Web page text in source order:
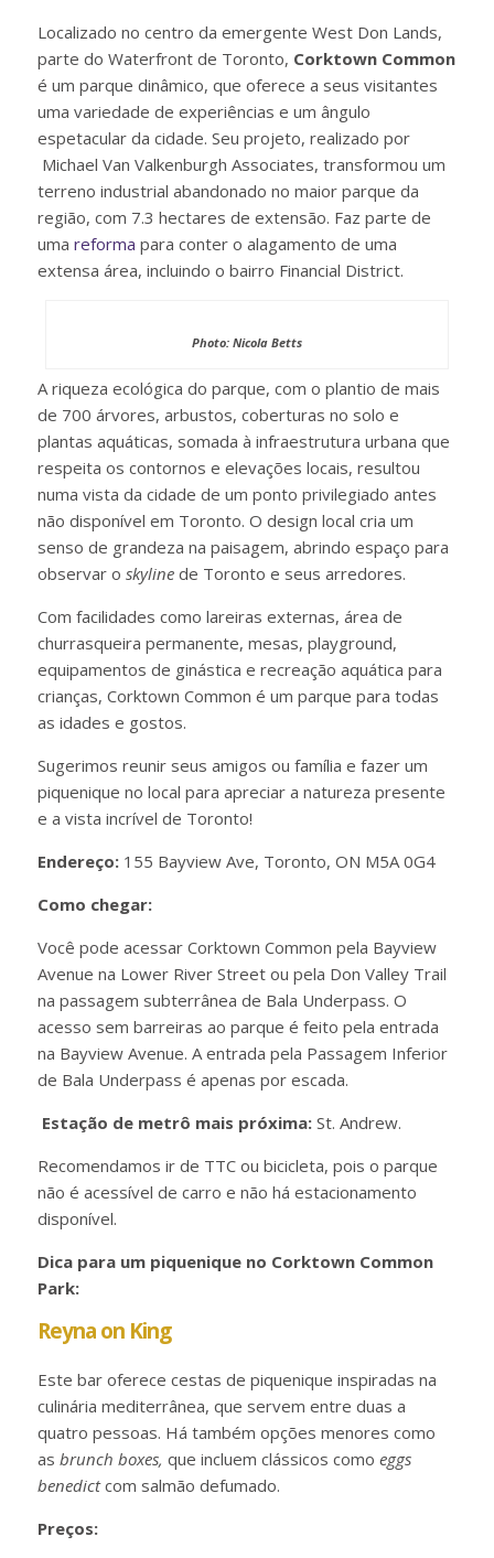
Localizado no centro da emergente West Don Lands,
parte do Waterfront de Toronto, Corktown Common
é um parque dinâmico, que oferece a seus visitantes
uma variedade de experiências e um ângulo
espetacular da cidade. Seu projeto, realizado por
Michael Van Valkenburgh Associates, transformou um
terreno industrial abandonado no maior parque da
região, com 7.3 hectares de extensão. Faz parte de
uma reforma para conter o alagamento de uma
extensa área, incluindo o bairro Financial District.
Photo: Nicola Betts
A riqueza ecológica do parque, com o plantio de mais
de 700 árvores, arbustos, coberturas no solo e
plantas aquáticas, somada à infraestrutura urbana que
respeita os contornos e elevações locais, resultou
numa vista da cidade de um ponto privilegiado antes
não disponível em Toronto. O design local cria um
senso de grandeza na paisagem, abrindo espaço para
observar o skyline de Toronto e seus arredores.
Com facilidades como lareiras externas, área de
churrasqueira permanente, mesas, playground,
equipamentos de ginástica e recreação aquática para
crianças, Corktown Common é um parque para todas
as idades e gostos.
Sugerimos reunir seus amigos ou família e fazer um
piquenique no local para apreciar a natureza presente
e a vista incrível de Toronto!
Endereço: 155 Bayview Ave, Toronto, ON M5A 0G4
Como chegar:
Você pode acessar Corktown Common pela Bayview
Avenue na Lower River Street ou pela Don Valley Trail
na passagem subterrânea de Bala Underpass. O
acesso sem barreiras ao parque é feito pela entrada
na Bayview Avenue. A entrada pela Passagem Inferior
de Bala Underpass é apenas por escada.
Estação de metrô mais próxima: St. Andrew.
Recomendamos ir de TTC ou bicicleta, pois o parque
não é acessível de carro e não há estacionamento
disponível.
Dica para um piquenique no Corktown Common
Park:
Reyna on King
Este bar oferece cestas de piquenique inspiradas na
culinária mediterrânea, que servem entre duas a
quatro pessoas. Há também opções menores como
as brunch boxes, que incluem clássicos como eggs
benedictcom salmão defumado.
Preços: